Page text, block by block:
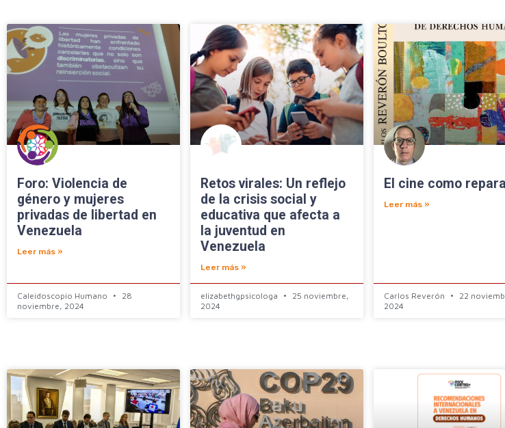
Foro: Violencia de
género y mujeres
privadas de libertad en
Venezuela
Leer más »
Caleidoscopio Humano
28
noviembre, 2024
Retos virales: Un reflejo
de la crisis social y
educativa que afecta a
la juventud en
Venezuela
Leer más »
elizabethgpsicologa
25 noviembre,
2024
El cine como
Leer más »
Carlos Reverón
22
2024